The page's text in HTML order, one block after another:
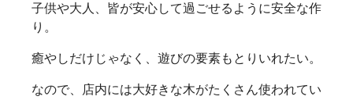
子供や大人、皆が安心して過ごせるように安全な作
り。
癒やしだけじゃなく、遊びの要素もとりいれたい。
なので、店内には大好きな木がたくさん使われてい